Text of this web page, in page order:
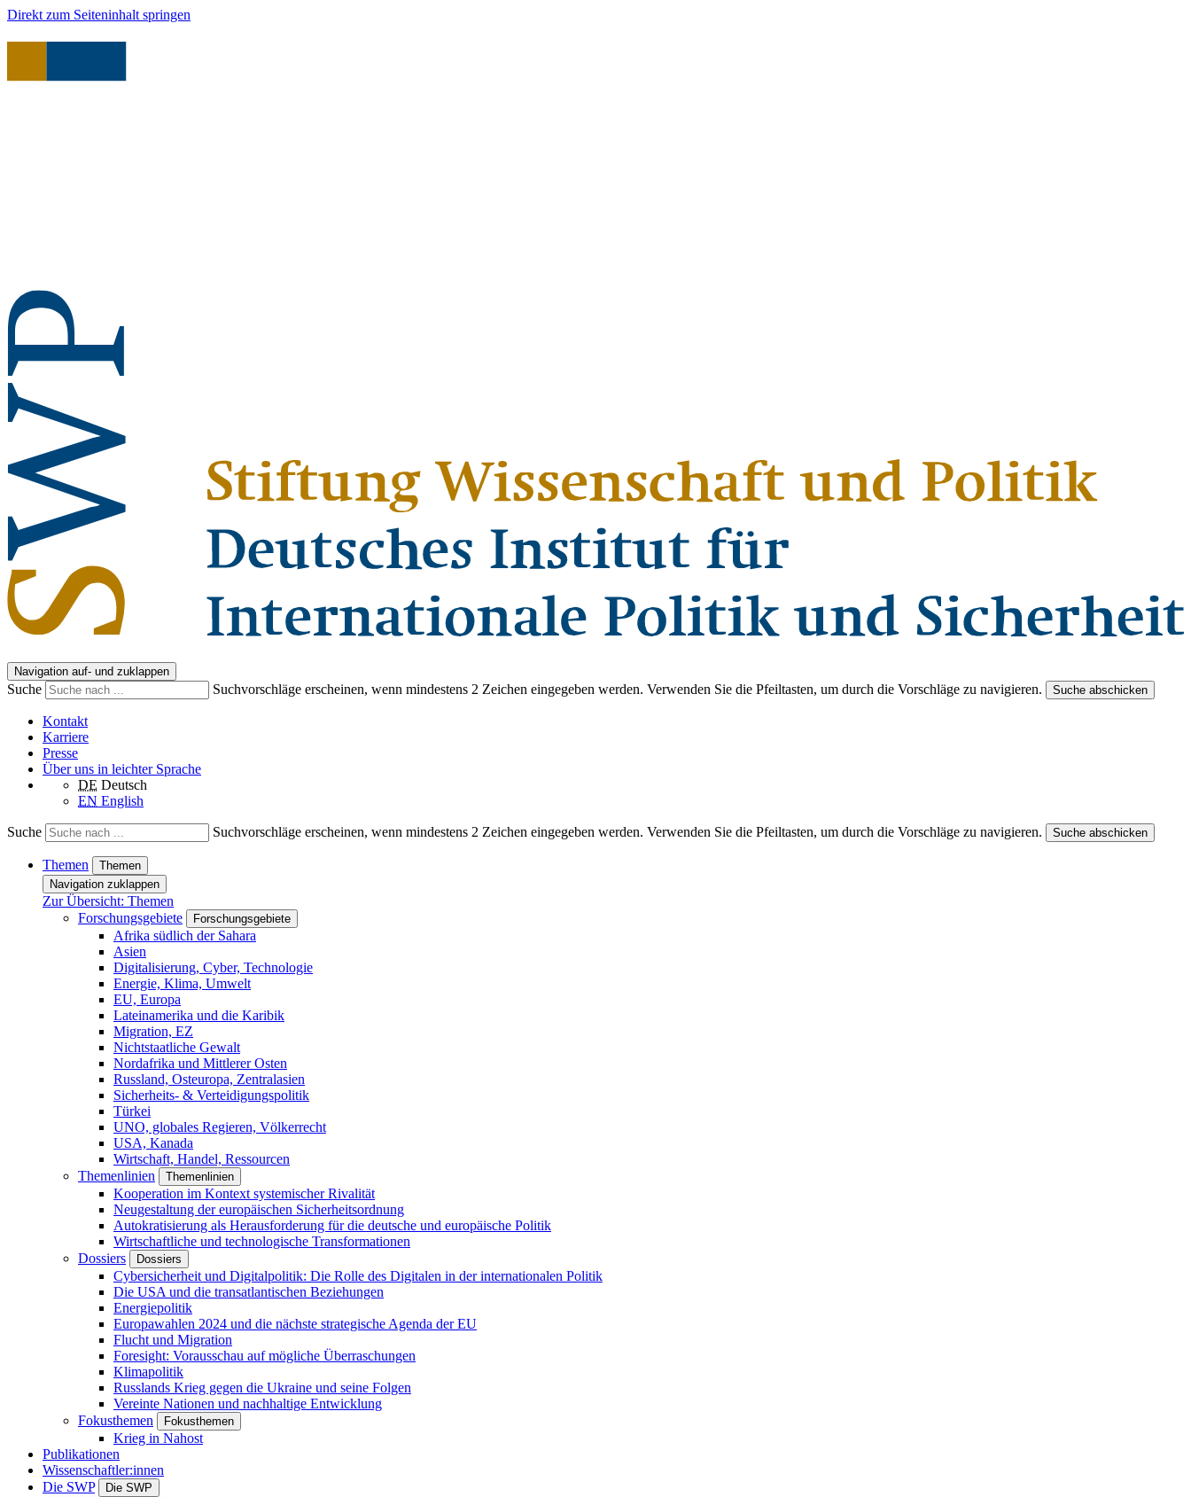
Direkt zum Seiteninhalt springen
Navigation auf- und zuklappen
Suche Suchvorschläge erscheinen, wenn mindestens 2 Zeichen eingegeben werden. Verwenden Sie die Pfeiltasten, um durch die Vorschläge zu navigieren. Suche abschicken
Kontakt
Karriere
Presse
Über uns in leichter Sprache
DE Deutsch
EN English
Suche Suchvorschläge erscheinen, wenn mindestens 2 Zeichen eingegeben werden. Verwenden Sie die Pfeiltasten, um durch die Vorschläge zu navigieren. Suche abschicken
Themen
Themen
Navigation zuklappen
Zur Übersicht: Themen
Forschungsgebiete
Forschungsgebiete
Afrika südlich der Sahara
Asien
Digitalisierung, Cyber, Technologie
Energie, Klima, Umwelt
EU, Europa
Lateinamerika und die Karibik
Migration, EZ
Nichtstaatliche Gewalt
Nordafrika und Mittlerer Osten
Russland, Osteuropa, Zentralasien
Sicherheits- & Verteidigungspolitik
Türkei
UNO, globales Regieren, Völkerrecht
USA, Kanada
Wirtschaft, Handel, Ressourcen
Themenlinien
Themenlinien
Kooperation im Kontext systemischer Rivalität
Neugestaltung der europäischen Sicherheitsordnung
Autokratisierung als Herausforderung für die deutsche und europäische Politik
Wirtschaftliche und technologische Transformationen
Dossiers
Dossiers
Cybersicherheit und Digitalpolitik: Die Rolle des Digitalen in der internationalen Politik
Die USA und die transatlantischen Beziehungen
Energiepolitik
Europawahlen 2024 und die nächste strategische Agenda der EU
Flucht und Migration
Foresight: Vorausschau auf mögliche Überraschungen
Klimapolitik
Russlands Krieg gegen die Ukraine und seine Folgen
Vereinte Nationen und nachhaltige Entwicklung
Fokusthemen
Fokusthemen
Krieg in Nahost
Publikationen
Wissenschaftler:innen
Die SWP
Die SWP